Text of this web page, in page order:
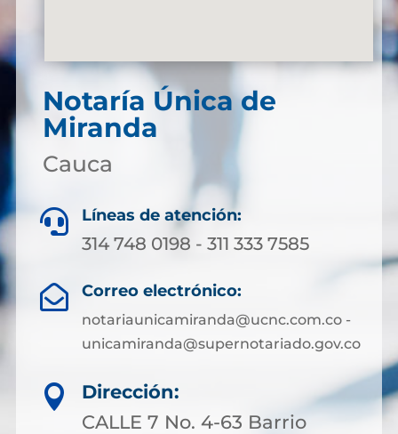
Notaría Única de
Miranda
Cauca
 Líneas de atención:
314 748 0198 - 311 333 7585
 Correo electrónico:
notariaunicamiranda@ucnc.com.co -
unicamiranda@supernotariado.gov.co

Dirección:
CALLE 7 No. 4-63 Barrio